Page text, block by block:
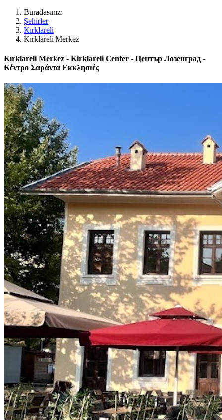
Buradasınız:
Şehirler
Kırklareli
Kırklareli Merkez
Kırklareli Merkez - Kirklareli Center - Център Лозенград -
Κέντρο Σαράντα Εκκλησιές